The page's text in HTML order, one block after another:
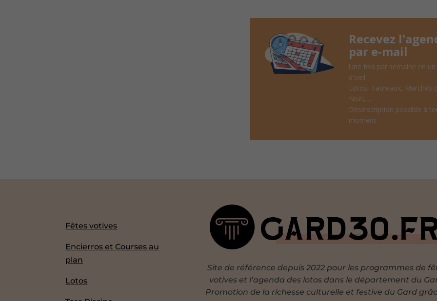
Recevez
par e-mail
Une fois par semaine en
d'oeil
Lotos, Taureaux, Marchés
Noël, ...
Désinscription possible à
moment
Fêtes votives
Encierros et Courses au
plan
Lotos
Site de référence depuis 2022 pour les programmes de
votives et l’agenda des lotos dans le département du
Promotion de la richesse culturelle et festive du Gard